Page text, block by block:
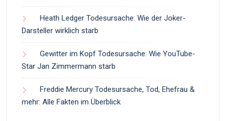
Heath Ledger Todesursache: Wie der Joker-
Darsteller wirklich starb
Gewitter im Kopf Todesursache: Wie YouTube-
Star Jan Zimmermann starb
Freddie Mercury Todesursache, Tod, Ehefrau &
mehr: Alle Fakten im Überblick